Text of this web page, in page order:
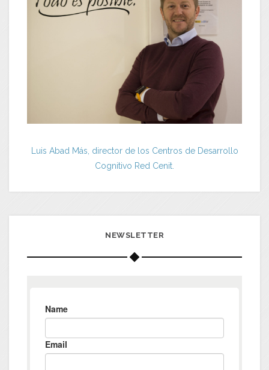
Luis Abad Más, director de los Centros de Desarrollo
Cognitivo Red Cenit.
NEWSLETTER